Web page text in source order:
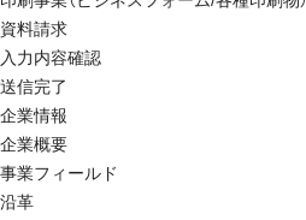
資料請求
入力内容確認
送信完了
企業情報
企業概要
事業フィールド
沿革